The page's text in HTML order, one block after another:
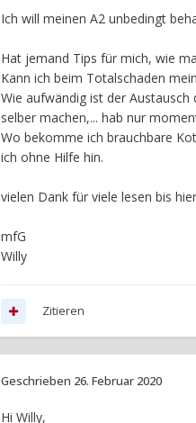
Ich will meinen A2 unbedingt
Hat jemand Tips für mich, wie
Kann ich beim Totalschaden
Wie aufwändig ist der
selber machen,... hab nur
Wo bekomme ich brauchbare
ich ohne Hilfe hin.
vielen Dank für viele lesen bis
mfG
Willy
Zitieren
Geschrieben 26. Februar 2020
Hi Willy,